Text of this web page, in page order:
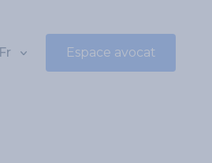
Fr Espace avocat